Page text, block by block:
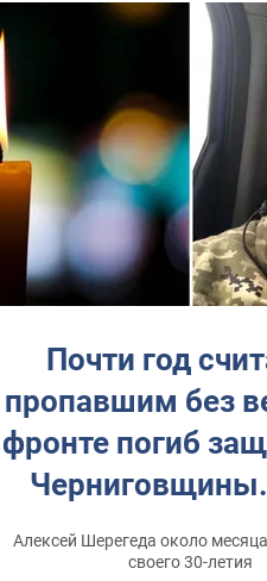
Почти год
пропавшим без
фронте погиб защитник с
Алексей Шерегеда около
своего 30-летия